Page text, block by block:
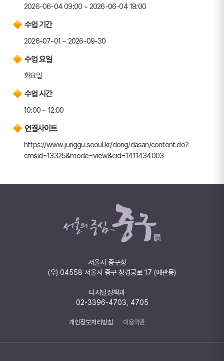
2026-06-04 09:00 ~ 2026-06-04 18:00
수업 기간
2026-07-01 ~ 2026-09-30
수업 요일
화요일
수업 시간
10:00 ~ 12:00
연결사이트
https://www.junggu.seoul.kr/dong/dasan/content.do?
cmsid=13325&mode=view&cid=1411434003
서울시 중구청
(우) 04558 서울시 중구 창경궁로 17 (예관동)
디지털정책과
02-3396-4703, 4705
개인정보처리방침 이용약관